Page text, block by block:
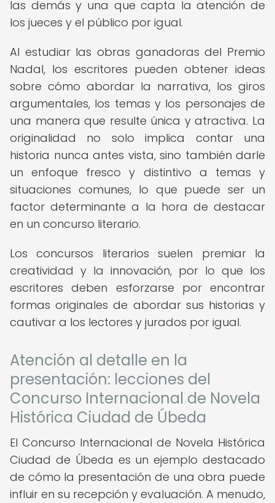
las demás y una que capta la atención de
los jueces y el público por igual.
Al estudiar las obras ganadoras del Premio
Nadal, los escritores pueden obtener ideas
sobre cómo abordar la narrativa, los giros
argumentales, los temas y los personajes de
una manera que resulte única y atractiva. La
originalidad no solo implica contar una
historia nunca antes vista, sino también darle
un enfoque fresco y distintivo a temas y
situaciones comunes, lo que puede ser un
factor determinante a la hora de destacar
en un concurso literario.
Los concursos literarios suelen premiar la
creatividad y la innovación, por lo que los
escritores deben esforzarse por encontrar
formas originales de abordar sus historias y
cautivar a los lectores y jurados por igual.
Atención al detalle en la
presentación: lecciones del
Concurso Internacional de Novela
Histórica Ciudad de Úbeda
El Concurso Internacional de Novela Histórica
Ciudad de Úbeda es un ejemplo destacado
de cómo la presentación de una obra puede
influir en su recepción y evaluación. A menudo,